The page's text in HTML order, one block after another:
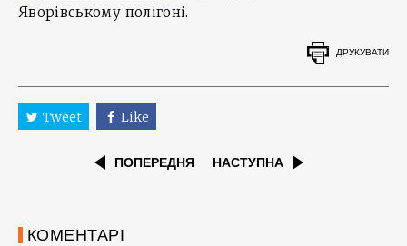
Яворівському полігоні.
ДРУКУВАТИ
Tweet Like
ПОПЕРЕДНЯ НАСТУПНА
КОМЕНТАРІ